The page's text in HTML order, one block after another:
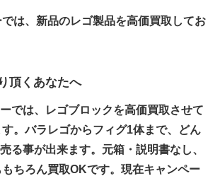
は、新品のレゴ製品を高価買取してお
頂くあなたへ
では、レゴブロックを高価買取させて
。バラレゴからフィグ1体まで、どん
る事が出来ます。元箱・説明書なし、
もちろん買取OKです。現在キャンペー